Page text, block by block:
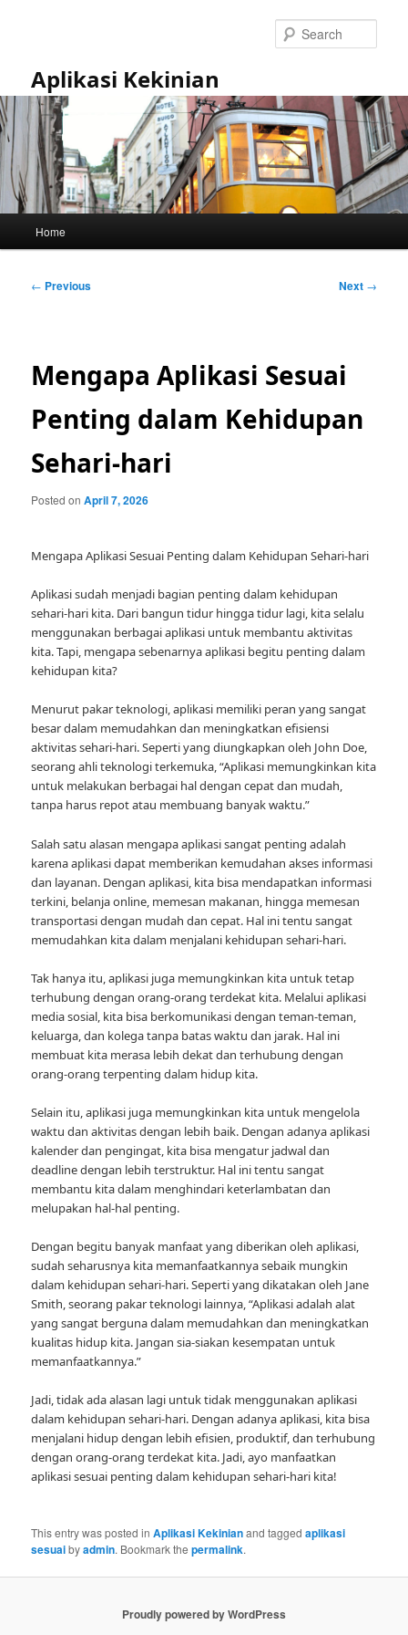
Aplikasi Kekinian
Home
Post
← Previous Next →
Mengapa Aplikasi Sesuai
Penting dalam Kehidupan
Sehari-hari
Posted onApril 7, 2026
Mengapa Aplikasi Sesuai Penting dalam Kehidupan Sehari-hari
Aplikasi sudah menjadi bagian penting dalam kehidupan
sehari-hari kita. Dari bangun tidur hingga tidur lagi, kita selalu
menggunakan berbagai aplikasi untuk membantu aktivitas
kita. Tapi, mengapa sebenarnya aplikasi begitu penting dalam
kehidupan kita?
Menurut pakar teknologi, aplikasi memiliki peran yang sangat
besar dalam memudahkan dan meningkatkan efisiensi
aktivitas sehari-hari. Seperti yang diungkapkan oleh John Doe,
seorang ahli teknologi terkemuka, “Aplikasi memungkinkan kita
untuk melakukan berbagai hal dengan cepat dan mudah,
tanpa harus repot atau membuang banyak waktu.”
Salah satu alasan mengapa aplikasi sangat penting adalah
karena aplikasi dapat memberikan kemudahan akses informasi
dan layanan. Dengan aplikasi, kita bisa mendapatkan informasi
terkini, belanja online, memesan makanan, hingga memesan
transportasi dengan mudah dan cepat. Hal ini tentu sangat
memudahkan kita dalam menjalani kehidupan sehari-hari.
Tak hanya itu, aplikasi juga memungkinkan kita untuk tetap
terhubung dengan orang-orang terdekat kita. Melalui aplikasi
media sosial, kita bisa berkomunikasi dengan teman-teman,
keluarga, dan kolega tanpa batas waktu dan jarak. Hal ini
membuat kita merasa lebih dekat dan terhubung dengan
orang-orang terpenting dalam hidup kita.
Selain itu, aplikasi juga memungkinkan kita untuk mengelola
waktu dan aktivitas dengan lebih baik. Dengan adanya aplikasi
kalender dan pengingat, kita bisa mengatur jadwal dan
deadline dengan lebih terstruktur. Hal ini tentu sangat
membantu kita dalam menghindari keterlambatan dan
melupakan hal-hal penting.
Dengan begitu banyak manfaat yang diberikan oleh aplikasi,
sudah seharusnya kita memanfaatkannya sebaik mungkin
dalam kehidupan sehari-hari. Seperti yang dikatakan oleh Jane
Smith, seorang pakar teknologi lainnya, “Aplikasi adalah alat
yang sangat berguna dalam memudahkan dan meningkatkan
kualitas hidup kita. Jangan sia-siakan kesempatan untuk
memanfaatkannya.”
Jadi, tidak ada alasan lagi untuk tidak menggunakan aplikasi
dalam kehidupan sehari-hari. Dengan adanya aplikasi, kita bisa
menjalani hidup dengan lebih efisien, produktif, dan terhubung
dengan orang-orang terdekat kita. Jadi, ayo manfaatkan
aplikasi sesuai penting dalam kehidupan sehari-hari kita!
This entry was posted inAplikasi Kekinianand taggedaplikasi
sesuaibyadmin. Bookmark thepermalink.
Proudly powered by WordPress